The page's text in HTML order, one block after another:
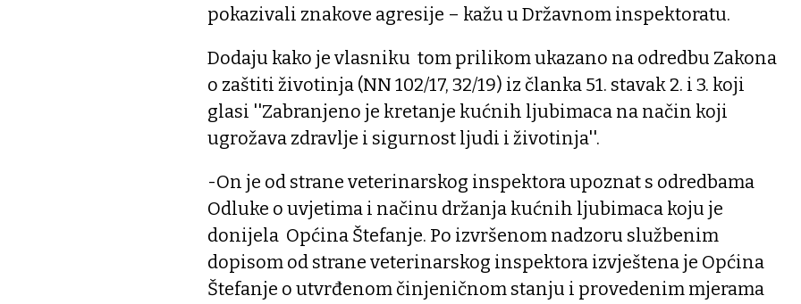
pokazivali znakove agresije – kažu u Državnom inspektoratu.
Dodaju kako je vlasniku tom prilikom ukazano na odredbu Zakona
o zaštiti životinja (NN 102/17, 32/19) iz članka 51. stavak 2. i 3. koji
glasi ''Zabranjeno je kretanje kućnih ljubimaca na način koji
ugrožava zdravlje i sigurnost ljudi i životinja''.
-On je od strane veterinarskog inspektora upoznat s odredbama
Odluke o uvjetima i načinu držanja kućnih ljubimaca koju je
donijela Općina Štefanje. Po izvršenom nadzoru službenim
dopisom od strane veterinarskog inspektora izvještena je Općina
Štefanje o utvrđenom činjeničnom stanju i provedenim mjerama